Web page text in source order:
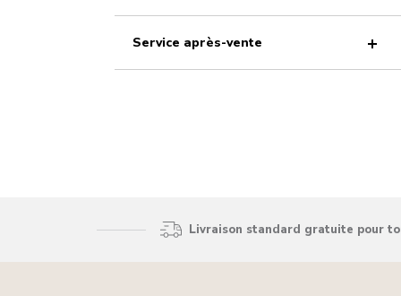
Service après-vente
Livraison standard gratuite pour